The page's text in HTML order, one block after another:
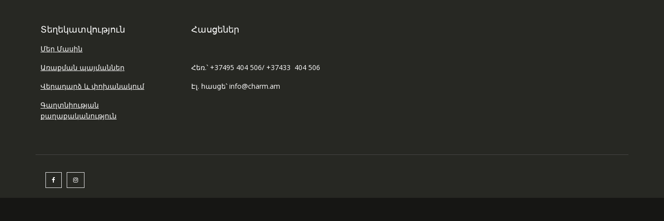
Տեղեկատվություն
Մեր Մասին
Առաքման պայմաններ
Վերադարձ և փոխանակում
Գաղտնիության
քաղաքականություն
Հասցեներ
Հեռ.՝ +37495 404 506/ +37433 404 506
Էլ. հասցե՝ info@charm.am